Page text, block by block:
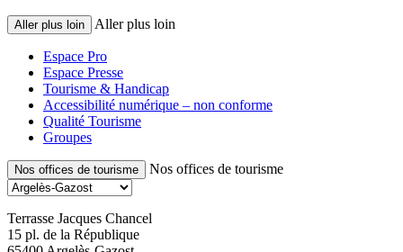
Aller plus loin Aller plus loin
Espace Pro
Espace Presse
Tourisme & Handicap
Accessibilité numérique – non conforme
Qualité Tourisme
Groupes
Nos offices de tourisme Nos offices de tourisme
Terrasse Jacques Chancel
15 pl. de la République